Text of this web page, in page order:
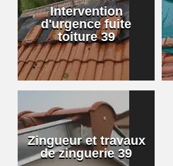
Intervention
d'urgence fuite
toiture 39
Zingueur et travaux
de zinguerie 39